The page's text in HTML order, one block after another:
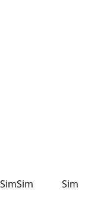
SimSim Sim